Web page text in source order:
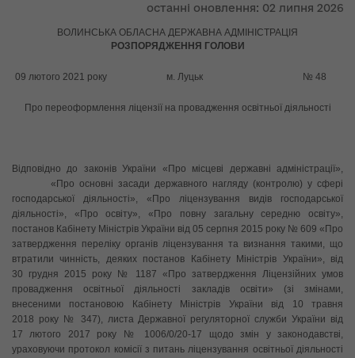
останні оновлення: 02 липня 2026
ВОЛИНСЬКА ОБЛАСНА ДЕРЖАВНА АДМІНІСТРАЦІЯ
РОЗПОРЯДЖЕННЯ ГОЛОВИ
09 лютого 2021 року м. Луцьк № 48
Про переоформлення ліцензії на провадження освітньої діяльності
Відповідно до законів України «Про місцеві державні адміністрації»,
«Про основні засади державного нагляду (контролю) у сфері
господарської діяльності», «Про ліцензування видів господарської
діяльності», «Про освіту», «Про повну загальну середню освіту»,
постанов Кабінету Міністрів України від 05 серпня 2015 року № 609 «Про
затвердження переліку органів ліцензування та визнання такими, що
втратили чинність, деяких постанов Кабінету Міністрів України», від
30 грудня 2015 року № 1187 «Про затвердження Ліцензійних умов
провадження освітньої діяльності закладів освіти» (зі змінами,
внесеними постановою Кабінету Міністрів України від 10 травня
2018 року № 347), листа Державної регуляторної служби України від
17 лютого 2017 року № 1006/0/20-17 щодо змін у законодавстві,
ураховуючи протокол комісії з питань ліцензування освітньої діяльності